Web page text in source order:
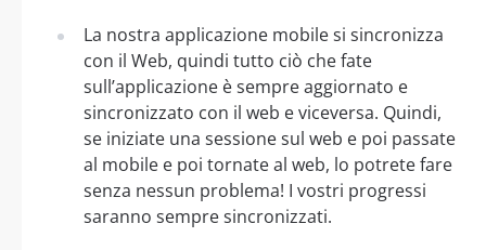
La nostra applicazione mobile si sincronizza
con il Web, quindi tutto ciò che fate
sull’applicazione è sempre aggiornato e
sincronizzato con il web e viceversa. Quindi,
se iniziate una sessione sul web e poi passate
al mobile e poi tornate al web, lo potrete fare
senza nessun problema! I vostri progressi
saranno sempre sincronizzati.